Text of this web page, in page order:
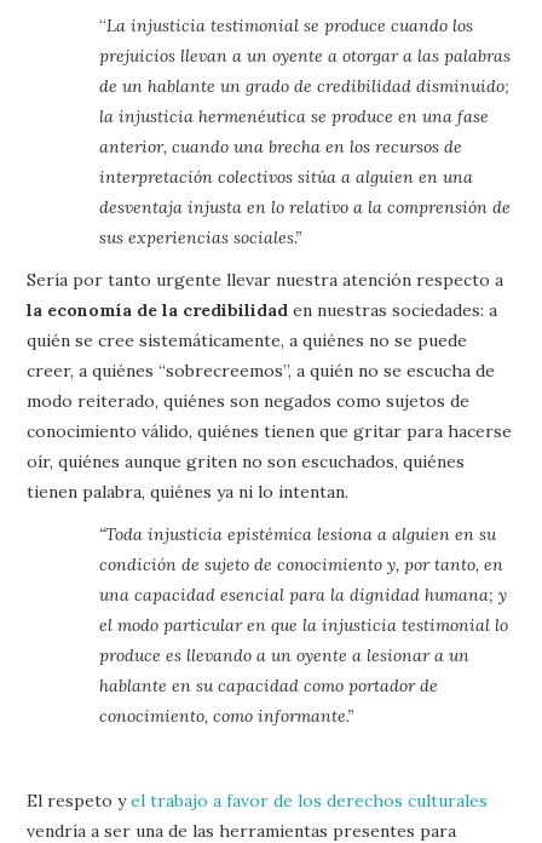
“La injusticia testimonial se produce cuando los
prejuicios llevan a un oyente a otorgar a las palabras
de un hablante un grado de credibilidad disminuido;
la injusticia hermenéutica se produce en una fase
anterior, cuando una brecha en los recursos de
interpretación colectivos sitúa a alguien en una
desventaja injusta en lo relativo a la comprensión de
sus experiencias sociales.”
Sería por tanto urgente llevar nuestra atención respecto a
la economía de la credibilidad en nuestras sociedades: a
quién se cree sistemáticamente, a quiénes no se puede
creer, a quiénes “sobrecreemos”, a quién no se escucha de
modo reiterado, quiénes son negados como sujetos de
conocimiento válido, quiénes tienen que gritar para hacerse
oír, quiénes aunque griten no son escuchados, quiénes
tienen palabra, quiénes ya ni lo intentan.
“Toda injusticia epistémica lesiona a alguien en su
condición de sujeto de conocimiento y, por tanto, en
una capacidad esencial para la dignidad humana; y
el modo particular en que la injusticia testimonial lo
produce es llevando a un oyente a lesionar a un
hablante en su capacidad como portador de
conocimiento, como informante.”
El respeto yel trabajo a favor de los derechos culturales
vendría a ser una de las herramientas presentes para